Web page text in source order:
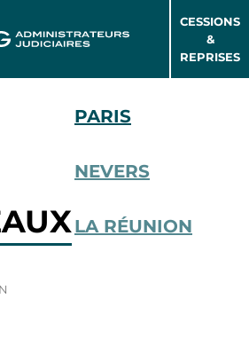
CESSIONS
&
REPRISES
PARIS
NEVERS
LA RÉUNION